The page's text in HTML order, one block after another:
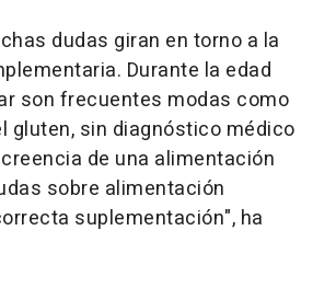
dudas giran en torno a la
Durante la edad
son frecuentes modas como
gluten, sin diagnóstico médico
de una alimentación
sobre alimentación
suplementación", ha